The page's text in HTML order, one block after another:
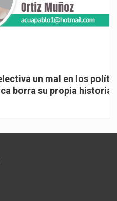
mal en los políticos,
su propia historia